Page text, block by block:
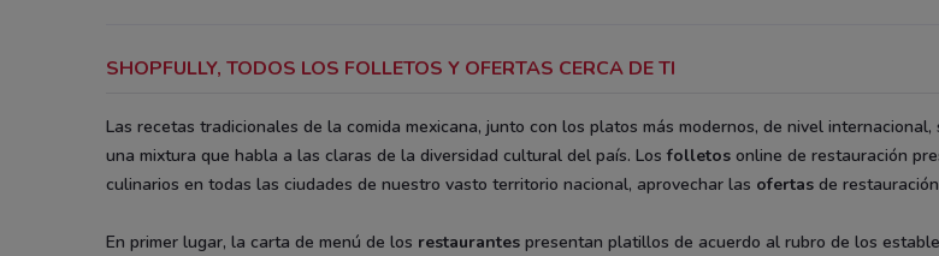
SHOPFULLY, TODOS LOS FOLLETOS Y OFERTAS CERCA DE TI
Las recetas tradicionales de la comida mexicana, junto con los platos más modernos, de nivel
una mixtura que habla a las claras de la diversidad cultural del país. Losfolletos online de restauración
culinarios en todas las ciudades de nuestro vasto territorio nacional, aprovechar las ofertas de
En primer lugar, la carta de menú de los restaurantes presentan platillos de acuerdo al rubro de los